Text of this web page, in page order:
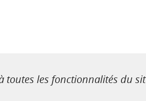
toutes les fonctionnalités du